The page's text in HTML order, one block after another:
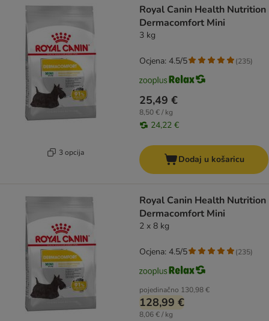
3 opcija
Royal Canin Health Nutrition
Dermacomfort Mini
3 kg
25,49 €
8,50 € / kg
24,22 €
Ocjena: 4.5/5 (235)
Dodaj u košaricu
Royal Canin Health Nutrition
Dermacomfort Mini
2 x 8 kg
pojedinačno 130,98 €
128,99 €
8,06 € / kg
Ocjena: 4.5/5 (235)